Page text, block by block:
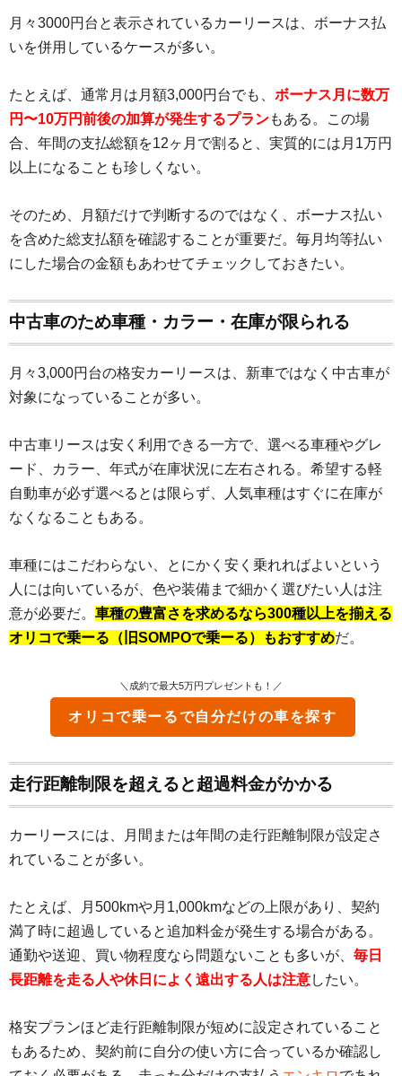
月々3000円台と表示されているカーリースは、ボーナス払
いを併用しているケースが多い。
たとえば、通常月は月額3,000円台でも、 ボーナス月に数万
円〜10万円前後の加算が発生するプランもある。この場
合、年間の支払総額を12ヶ月で割ると、実質的には月1万円
以上になることも珍しくない。
そのため、月額だけで判断するのではなく、ボーナス払い
を含めた総支払額を確認することが重要だ。毎月均等払い
にした場合の金額もあわせてチェックしておきたい。
中古車のため車種・カラー・在庫が限られる
月々3,000円台の格安カーリースは、新車ではなく中古車が
対象になっていることが多い。
中古車リースは安く利用できる一方で、選べる車種やグレ
ード、カラー、年式が在庫状況に左右される。希望する軽
自動車が必ず選べるとは限らず、人気車種はすぐに在庫が
なくなることもある。
車種にはこだわらない、とにかく安く乗れればよいという
人には向いているが、色や装備まで細かく選びたい人は注
意が必要だ。 車種の豊富さを求めるなら300種以上を揃える
オリコで乗ーる（旧SOMPOで乗ーる）もおすすめだ。
＼成約で最大5万円プレゼントも！／
オリコで乗ーるで自分だけの車を探す
走行距離制限を超えると超過料金がかかる
カーリースには、月間または年間の走行距離制限が設定さ
れていることが多い。
たとえば、月500kmや月1,000kmなどの上限があり、契約
満了時に超過していると追加料金が発生する場合がある。
通勤や送迎、買い物程度なら問題ないことも多いが、 毎日
長距離を走る人や休日によく遠出する人は注意したい。
格安プランほど走行距離制限が短めに設定されていること
もあるため、契約前に自分の使い方に合っているか確認し